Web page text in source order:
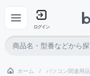
ログイン
ホーム パソコン関連用品